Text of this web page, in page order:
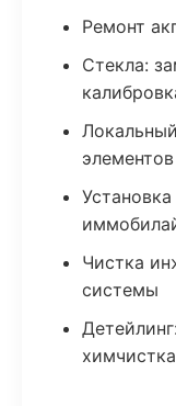
Ремонт
Стекла:
элементов
Чистка
системы
химчистка